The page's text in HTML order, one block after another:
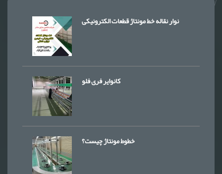
نوار نقاله خط مونتاژ قطعات الکترونیکی
کانوایر فری فلو
خطوط مونتاژ چیست؟